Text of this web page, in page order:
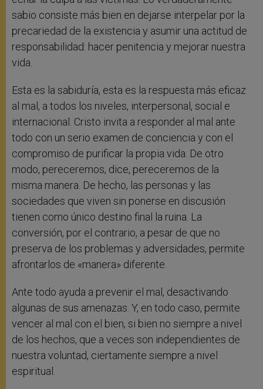
sabio consiste más bien en dejarse interpelar por la
precariedad de la existencia y asumir una actitud de
responsabilidad: hacer penitencia y mejorar nuestra
vida.
Esta es la sabiduría, esta es la respuesta más eficaz
al mal, a todos los niveles, interpersonal, social e
internacional. Cristo invita a responder al mal ante
todo con un serio examen de conciencia y con el
compromiso de purificar la propia vida. De otro
modo, pereceremos, dice, pereceremos de la
misma manera. De hecho, las personas y las
sociedades que viven sin ponerse en discusión
tienen como único destino final la ruina. La
conversión, por el contrario, a pesar de que no
preserva de los problemas y adversidades, permite
afrontarlos de «manera» diferente.
Ante todo ayuda a prevenir el mal, desactivando
algunas de sus amenazas. Y, en todo caso, permite
vencer al mal con el bien, si bien no siempre a nivel
de los hechos, que a veces son independientes de
nuestra voluntad, ciertamente siempre a nivel
espiritual.